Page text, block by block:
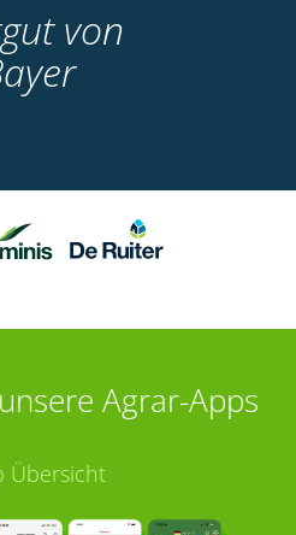
von
Agrar-Apps
Übersicht